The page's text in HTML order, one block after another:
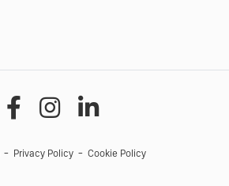
Privacy Policy Cookie Policy